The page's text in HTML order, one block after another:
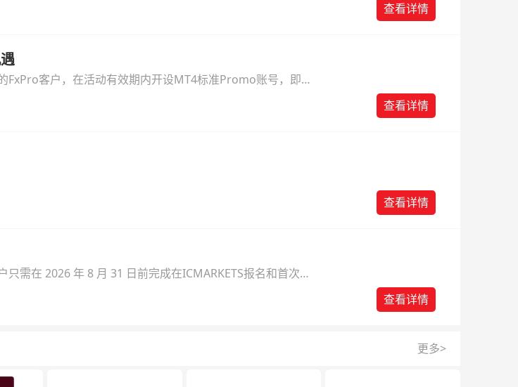
查看详情
FxPro客户，在活动有效期内开设MT4标准Promo账号，即可
查看详情
查看详情
需在 2026 年 8 月 31 日前完成在ICMARKETS报名和首次入
查看详情
更多>